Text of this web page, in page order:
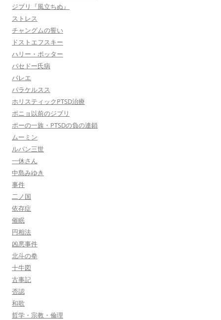
ジブリ『風立ちぬ』
ストレス
チャングムの誓い
ドストエフスキー
ハリー・ポッター
バセドー氏病
バレエ
パラケルスス
ホリスティックPTSD治療
ポニョ以前のジブリ
ポーの一族・PTSDの負の連鎖
ムーミン
ルパン三世
一休さん
中島みゆき
事件
二ノ国
依存症
催眠
円相法
凶悪事件
北斗の拳
十牛図
古事記
否認
和歌
哲学・宗教・倫理